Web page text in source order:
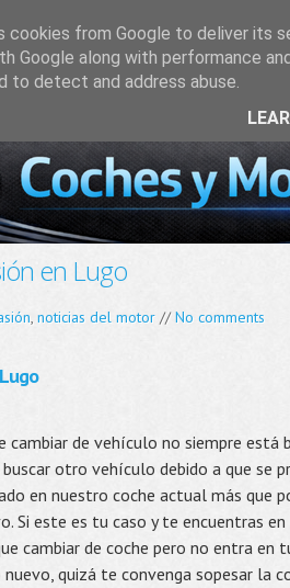
en Lugo
, noticias del motor //No comments
cambiar de vehículo no siempre está
otro vehículo debido a que se
en nuestro coche actual más que
Si este es tu caso y te encuentras
cambiar de coche pero no entra en
nuevo, quizá te convenga sopesar la
cookies from Google to deliver its
Google along with performance
to detect and address abuse.